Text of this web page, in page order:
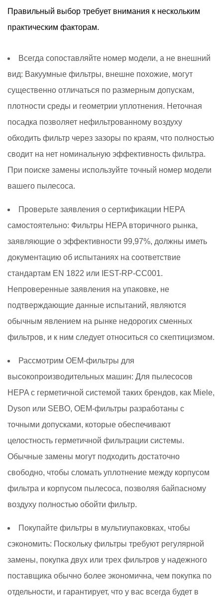
Правильный выбор требует внимания к нескольким
практическим факторам.
Всегда сопоставляйте номер модели, а не внешний
вид: Вакуумные фильтры, внешне похожие, могут
существенно отличаться по размерным допускам,
плотности среды и геометрии уплотнения. Неточная
посадка позволяет нефильтрованному воздуху
обходить фильтр через зазоры по краям, что полностью
сводит на нет номинальную эффективность фильтра.
При поиске замены используйте точный номер модели
вашего пылесоса.
Проверьте заявления о сертификации HEPA
самостоятельно: Фильтры HEPA вторичного рынка,
заявляющие о эффективности 99,97%, должны иметь
документацию об испытаниях на соответствие
стандартам EN 1822 или IEST-RP-CC001.
Непроверенные заявления на упаковке, не
подтверждающие данные испытаний, являются
обычным явлением на рынке недорогих сменных
фильтров, и к ним следует относиться со скептицизмом.
Рассмотрим OEM-фильтры для
высокопроизводительных машин: Для пылесосов
HEPA с герметичной системой таких брендов, как Miele,
Dyson или SEBO, OEM-фильтры разработаны с
точными допусками, которые обеспечивают
целостность герметичной фильтрации системы.
Обычные замены могут подходить достаточно
свободно, чтобы сломать уплотнение между корпусом
фильтра и корпусом пылесоса, позволяя байпасному
воздуху полностью обойти фильтр.
Покупайте фильтры в мультиупаковках, чтобы
сэкономить: Поскольку фильтры требуют регулярной
замены, покупка двух или трех фильтров у надежного
поставщика обычно более экономична, чем покупка по
отдельности, и гарантирует, что у вас всегда будет в